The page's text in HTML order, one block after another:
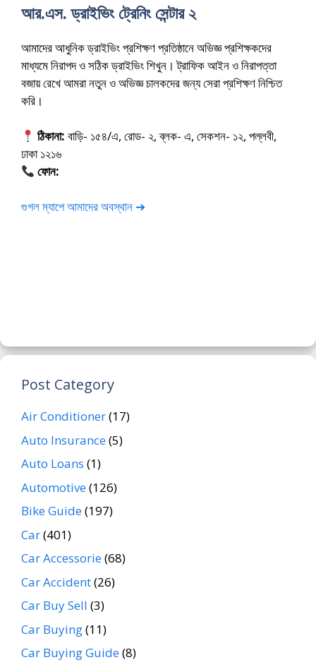
আর.এস. ড্রাইভিং ট্রেনিং সেন্টার ২
আমাদের আধুনিক ড্রাইভিং প্রশিক্ষণ প্রতিষ্ঠানে অভিজ্ঞ প্রশিক্ষকদের
মাধ্যমে নিরাপদ ও সঠিক ড্রাইভিং শিখুন। ট্রাফিক আইন ও নিরাপত্তা
বজায় রেখে আমরা নতুন ও অভিজ্ঞ চালকদের জন্য সেরা প্রশিক্ষণ নিশ্চিত
করি।
ঠিকানা: বাড়ি- ১৫৪/এ, রোড- ২, ব্লক- এ, সেকশন- ১২, পল্লবী,
ঢাকা ১২১৬
ফোন:
গুগল ম্যাপে আমাদের অবস্থান ➔
Post Category
Air Conditioner(17)
Auto Insurance(5)
Auto Loans (1)
Automotive(126)
Bike Guide(197)
Car(401)
Car Accessorie(68)
Car Accident(26)
Car Buy Sell (3)
Car Buying(11)
Car Buying Guide(8)